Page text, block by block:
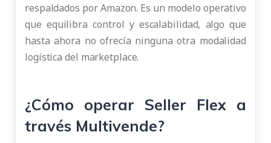
respaldados por Amazon. Es un modelo operativo
que equilibra control y escalabilidad, algo que
hasta ahora no ofrecía ninguna otra modalidad
logística del marketplace.
¿Cómo operar Seller Flex a
través Multivende?